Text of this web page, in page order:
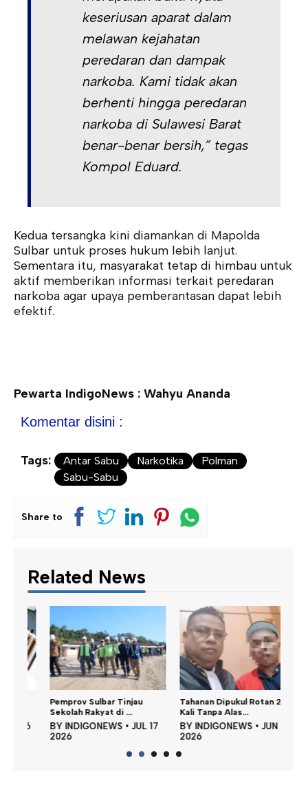
keseriusan aparat dalam
melawan kejahatan
peredaran dan dampak
narkoba. Kami tidak akan
berhenti hingga peredaran
narkoba di Sulawesi Barat
benar-benar bersih,” tegas
Kompol Eduard.
Kedua tersangka kini diamankan di Mapolda
Sulbar untuk proses hukum lebih lanjut.
Sementara itu, masyarakat tetap di himbau untuk
aktif memberikan informasi terkait peredaran
narkoba agar upaya pemberantasan dapat lebih
efektif.
Pewarta IndigoNews : Wahyu Ananda
Komentar disini :
Tags: Antar Sabu Narkotika
Polman
Sabu-Sabu
Share to
Related News
Pemprov Sulbar Tinjau
Sekolah Rakyat di ...
BY INDIGONEWS •JUL 17
Tahanan Dipukul Rotan 25
Kali Tanpa Alas...
BY INDIGONEWS •JUN 25